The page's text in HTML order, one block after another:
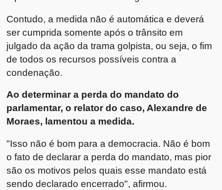
Contudo, a medida não é automática e deverá
ser cumprida somente após o trânsito em
julgado da ação da trama golpista, ou seja, o fim
de todos os recursos possíveis contra a
condenação.
Ao determinar a perda do mandato do
parlamentar, o relator do caso, Alexandre de
Moraes, lamentou a medida.
"Isso não é bom para a democracia. Não é bom
o fato de declarar a perda do mandato, mas pior
são os motivos pelos quais esse mandato está
sendo declarado encerrado", afirmou.